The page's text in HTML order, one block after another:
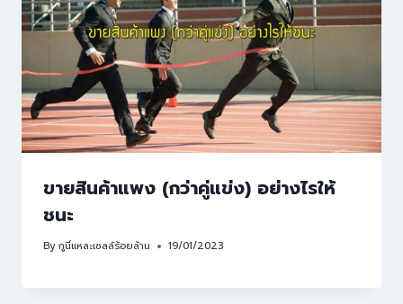
ขายสินค้าแพง (กว่าคู่แข่ง) อย่างไรให้
ชนะ
Byกูนี่แหละเซลล์ร้อยล้าน 19/01/2023